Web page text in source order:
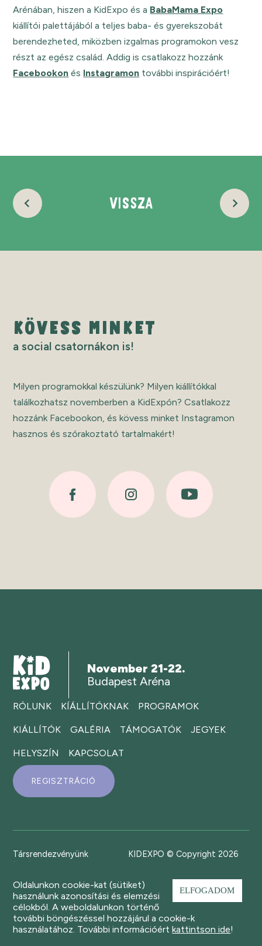
Arénában, hiszen a KidExpo és a BabaMama Expo
kiállítói palettájából a teljes baba- és gyerekszobát
berendezheted, miközben izgalmas programokon vesz
részt az egész család. Addig is csatlakozz hozzánk
Facebookon és Instagramon további inspirációért!
VISSZA
KÖVESS MINKET
a social csatornákon is!
Milyen programokkal készülünk? Milyen kiállítókkal
találkozhatsz novemberben a KidExpón? Csatlakozz
hozzánk Facebookon, és kövess minket Instagramon
hasznos és szórakoztató tartalmakért!
November 21-22.
Budapest Aréna
RÓLUNK KÍÁLLÍTÓKNAK PROGRAMOK
KIÁLLÍTÓK GALÉRIA TÁMOGATÓK JEGYEK
HELYSZÍN KAPCSOLAT
REGISZTRÁCIÓ
Társrendezvényünk KIDEXPO © Copyright 2026
ELFOGADOM
Oldalunkon cookie-kat (sütiket)
használunk azonosítási és elemzési
célokból. A weboldalunkon történő
további böngészéssel hozzájárul a cookie-k
használatához. További információértkattintson ide!